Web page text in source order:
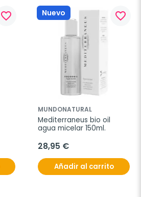
favorite_border Nuevo favorite_border
MUNDONATURAL
Mediterraneus bio oil
agua micelar 150ml.
28,95 €
Añadir al carrito